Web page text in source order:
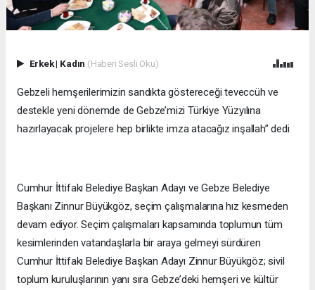
Erkek| Kadın (Haberi Sesli Oku)
Gebzeli hemşerilerimizin sandıkta göstereceği teveccüh ve
destekle yeni dönemde de Gebze’mizi Türkiye Yüzyılına
hazırlayacak projelere hep birlikte imza atacağız inşallah” dedi
Cumhur İttifakı Belediye Başkan Adayı ve Gebze Belediye
Başkanı Zinnur Büyükgöz, seçim çalışmalarına hız kesmeden
devam ediyor. Seçim çalışmaları kapsamında toplumun tüm
kesimlerinden vatandaşlarla bir araya gelmeyi sürdüren
Cumhur İttifakı Belediye Başkan Adayı Zinnur Büyükgöz; sivil
toplum kuruluşlarının yanı sıra Gebze’deki hemşeri ve kültür